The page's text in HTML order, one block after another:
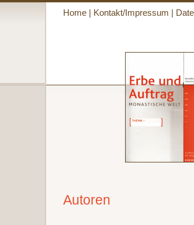
Home| Kontakt/Impressum
Autoren